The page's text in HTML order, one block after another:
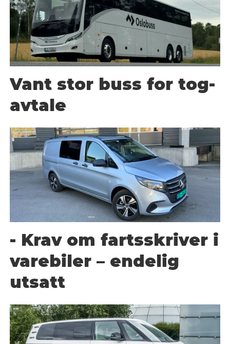
Vant stor buss for tog-
avtale
- Krav om fartsskriver i
varebiler – endelig
utsatt